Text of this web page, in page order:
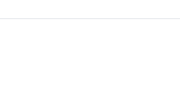
einer bindenden Festsetzung